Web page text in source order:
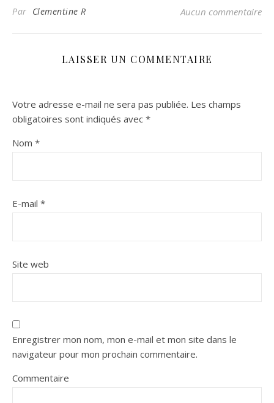
Par Clementine R Aucun commentaire
LAISSER UN COMMENTAIRE
Votre adresse e-mail ne sera pas publiée. Les champs
obligatoires sont indiqués avec *
Nom *
E-mail *
Site web
Enregistrer mon nom, mon e-mail et mon site dans le
navigateur pour mon prochain commentaire.
Commentaire